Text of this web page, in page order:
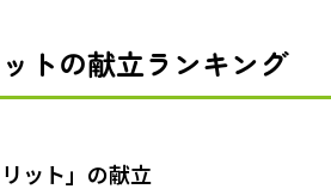
トの献立ランキング
ット」の献立